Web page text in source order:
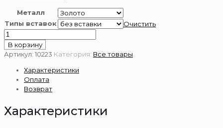
Металл
Типы вставок
Очистить
Количество
товара
Крест
золота
пробы
В корзину
Артикул: 10223 Категория: Все товары
Характеристики
Оплата
Возврат
Характеристики